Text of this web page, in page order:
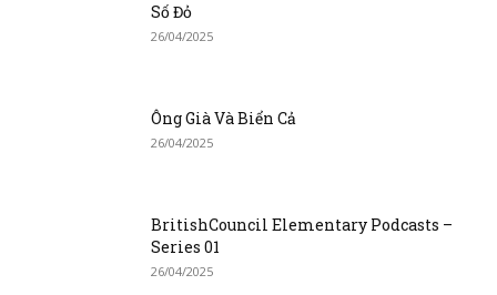
Số Đỏ
26/04/2025
Ông Già Và Biển Cả
26/04/2025
BritishCouncil Elementary Podcasts –
Series 01
26/04/2025